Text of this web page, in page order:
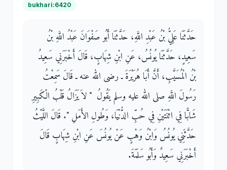
bukhari:6420
حَدَّثَنَا عَلِيُّ بْنُ عَبْدِ اللَّهِ، حَدَّثَنَا أَبُو صَفْوَانَ عَبْدُ اللَّهِ بْنُ
سَعِيدٍ، حَدَّثَنَا يُونُسُ، عَنِ ابْنِ شِهَابٍ، قَالَ أَخْبَرَنِي سَعِيدُ
بْنُ الْمُسَيَّبِ، أَنَّ أَبَا هُرَيْرَةَ ـ رضى الله عنه ـ قَالَ سَمِعْتُ
رَسُولَ اللَّهِ صلى الله عليه وسلم يَقُولُ ‏ "‏ لاَ يَزَالُ قَلْبُ الْكَبِيرِ
شَابًّا فِي اثْنَتَيْنِ فِي حُبِّ الدُّنْيَا، وَطُولِ الأَمَلِ ‏"‏‏.‏ قَالَ اللَّيْثُ
حَدَّثَنِي يُونُسُ وَابْنُ وَهْبٍ عَنْ يُونُسَ عَنِ ابْنِ شِهَابٍ قَالَ
أَخْبَرَنِي سَعِيدٌ وَأَبُو سَلَمَةَ‏.‏